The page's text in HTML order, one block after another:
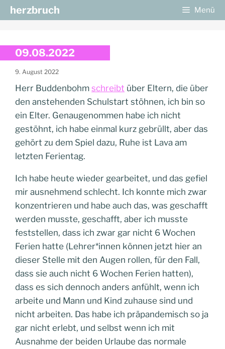
Zum
Inhalt
herzbruch Menü
09.08.2022
9. August 2022
Herr Buddenbohm schreibt über Eltern, die über
den anstehenden Schulstart stöhnen, ich bin so
ein Elter. Genaugenommen habe ich nicht
gestöhnt, ich habe einmal kurz gebrüllt, aber das
gehört zu dem Spiel dazu, Ruhe ist Lava am
letzten Ferientag.
Ich habe heute wieder gearbeitet, und das gefiel
mir ausnehmend schlecht. Ich konnte mich zwar
konzentrieren und habe auch das, was geschafft
werden musste, geschafft, aber ich musste
feststellen, dass ich zwar gar nicht 6 Wochen
Ferien hatte (Lehrer*innen können jetzt hier an
dieser Stelle mit den Augen rollen, für den Fall,
dass sie auch nicht 6 Wochen Ferien hatten),
dass es sich dennoch anders anfühlt, wenn ich
arbeite und Mann und Kind zuhause sind und
nicht arbeiten. Das habe ich präpandemisch so ja
gar nicht erlebt, und selbst wenn ich mit
Ausnahme der beiden Urlaube das normale